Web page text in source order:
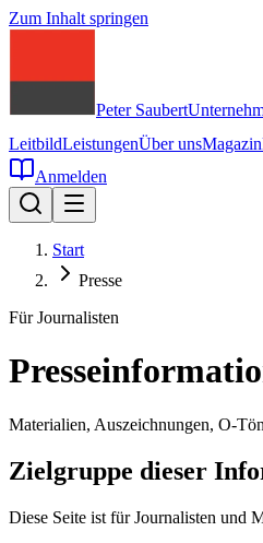
Zum Inhalt springen
Peter Saubert
LeitbildLeistungenÜber unsMagazin
Anmelden
Start
Presse
Für Journalisten
Materialien, Auszeichnungen, O-
Zielgruppe dieser
Diese Seite ist für Journalisten und